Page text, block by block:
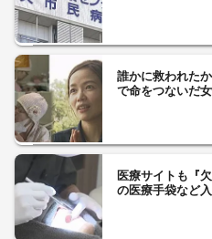
誰かに救われた
で命をつないだ
医療サイトも『
の医療手袋など